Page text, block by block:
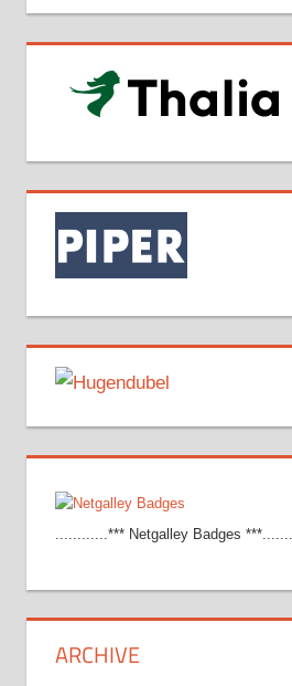
............*** Netgalley Badges
ARCHIVE